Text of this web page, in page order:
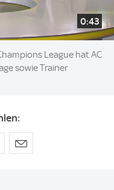
0:43
League hat AC
sowie Trainer